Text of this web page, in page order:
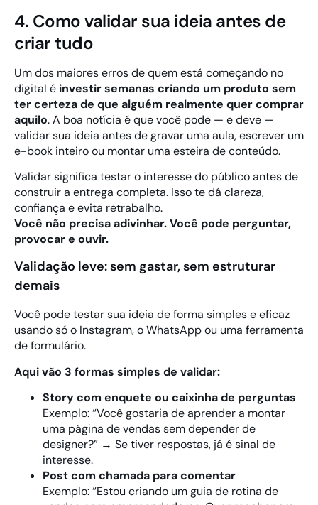
4. Como validar sua ideia antes de
criar tudo
Um dos maiores erros de quem está começando no
digital é investir semanas criando um produto sem
ter certeza de que alguém realmente quer comprar
aquilo. A boa notícia é que você pode — e deve —
validar sua ideia antes de gravar uma aula, escrever um
e-book inteiro ou montar uma esteira de conteúdo.
Validar significa testar o interesse do público antes de
construir a entrega completa. Isso te dá clareza,
confiança e evita retrabalho.
Você não precisa adivinhar. Você pode perguntar,
provocar e ouvir.
Validação leve: sem gastar, sem estruturar
demais
Você pode testar sua ideia de forma simples e eficaz
usando só o Instagram, o WhatsApp ou uma ferramenta
de formulário.
Aqui vão 3 formas simples de validar:
Story com enquete ou caixinha de perguntas
Exemplo: “Você gostaria de aprender a montar
uma página de vendas sem depender de
designer?” → Se tiver respostas, já é sinal de
interesse.
Post com chamada para comentar
Exemplo: “Estou criando um guia de rotina de